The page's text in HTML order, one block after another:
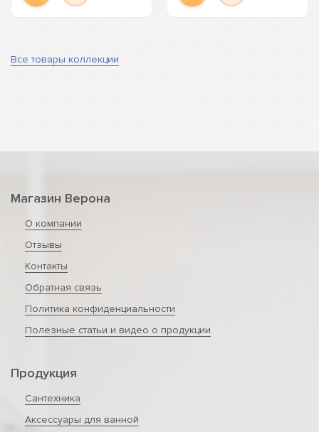
Все товары коллекции
Магазин Верона
О компании
Отзывы
Контакты
Обратная связь
Политика конфиденциальности
Полезные статьи и видео о продукции
Продукция
Сантехника
Аксессуары для ванной